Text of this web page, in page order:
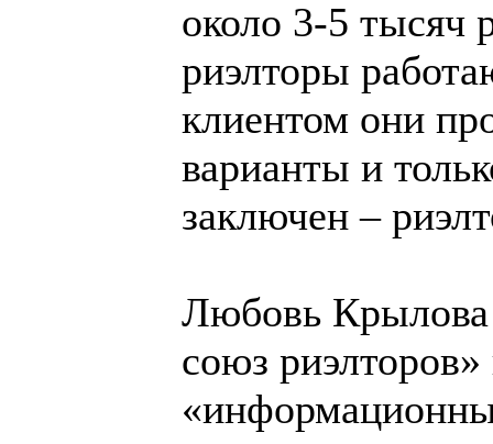
около 3-5 тысяч
риэлторы
клиентом они
варианты и
заключен –
Любовь Крылова
союз